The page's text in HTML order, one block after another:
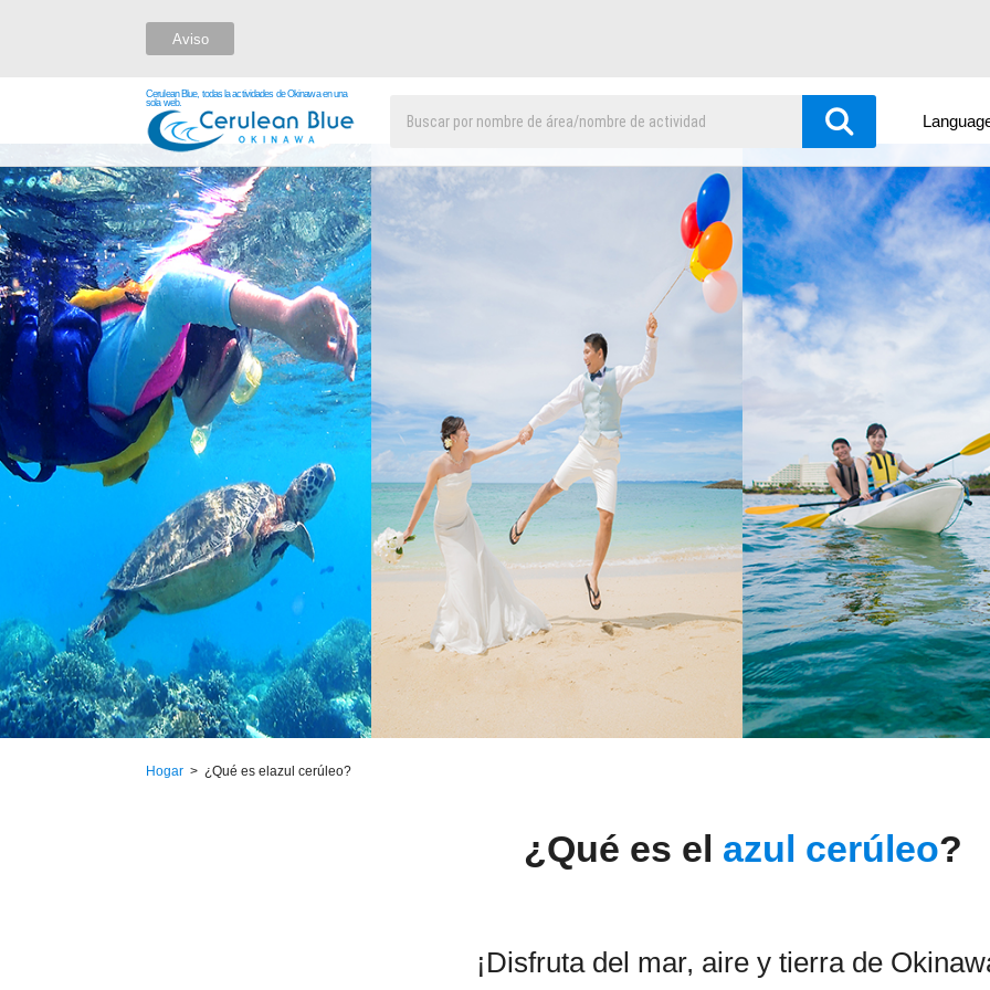
Aviso
Cerulean Blue, todas la actividades de Okinawa en una
sola web.
Hogar ¿Qué es elazul cerúleo?
¿Qué es el azul cerúleo?
¡Disfruta del mar, aire y tierra de